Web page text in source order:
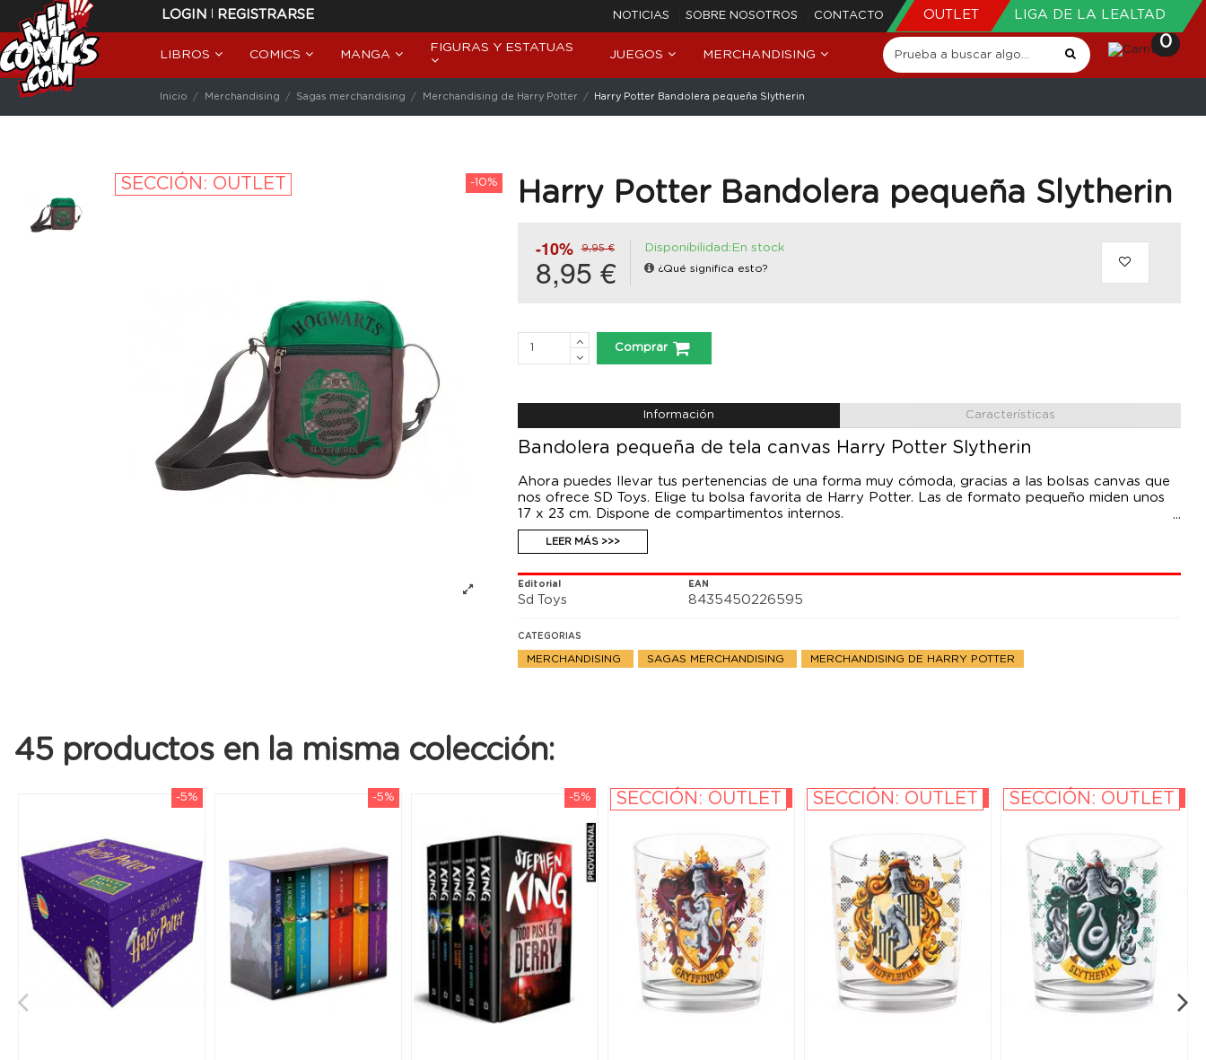
LOGIN | REGISTRARSE NOTICIAS SOBRE NOSOTROS CONTACTO OUTLET LIGA DE LA LEALTAD
LIBROS COMICS MANGA
FIGURAS Y ESTATUAS
JUEGOS MERCHANDISING
0
Inicio Merchandising Sagas merchandising Merchandising de Harry Potter Harry Potter Bandolera pequeña Slytherin
-10%
SECCIÓN: OUTLET Harry Potter Bandolera pequeña Slytherin
-10% 9,95 €
8,95 €
Disponibilidad:En stock
¿Qué significa esto?
Comprar
Información Características
Bandolera pequeña de tela canvas Harry Potter Slytherin
Ahora puedes llevar tus pertenencias de una forma muy cómoda, gracias a las bolsas canvas que
nos ofrece SD Toys. Elige tu bolsa favorita de Harry Potter. Las de formato pequeño miden unos
17 x 23 cm. Dispone de compartimentos internos.
LEER MÁS >>>
Editorial
Sd Toys
EAN
8435450226595
CATEGORIAS
MERCHANDISING SAGAS MERCHANDISING MERCHANDISING DE HARRY POTTER
45 productos en la misma colección:
-5% -5% -5% -10%
SECCIÓN: OUTLET -10%
SECCIÓN: OUTLET -10%
SECCIÓN: OUTLET